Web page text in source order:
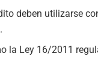
deben utilizarse
la Ley 16/2011